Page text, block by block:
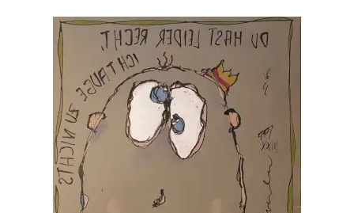
Atelier
Katalog
Vita